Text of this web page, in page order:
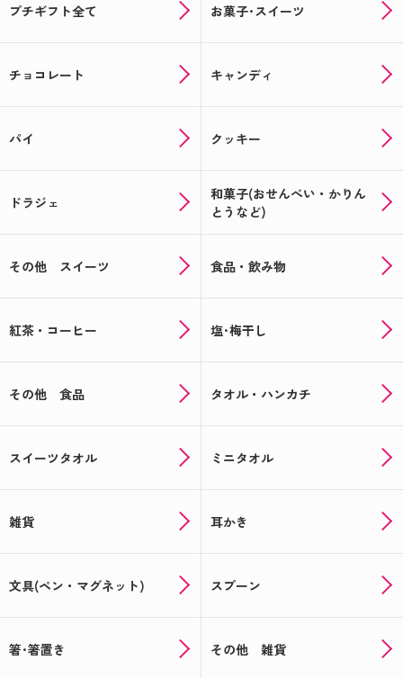
プチギフト全て お菓子･スイーツ
チョコレート キャンディ
パイ クッキー
ドラジェ
和菓子(おせんべい・かりん
とうなど)
その他 スイーツ 食品・飲み物
紅茶・コーヒー 塩･梅干し
その他 食品 タオル・ハンカチ
スイーツタオル ミニタオル
雑貨 耳かき
文具(ペン・マグネット) スプーン
箸･箸置き その他 雑貨